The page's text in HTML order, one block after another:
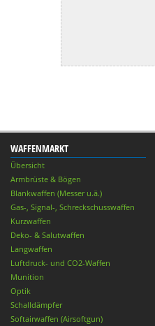
WAFFENMARKT
Übersicht
Armbrüste & Bögen
Blankwaffen (Messer u.ä.)
Gas-, Signal-, Schreckschusswaffen
Kurzwaffen
Deko- & Salutwaffen
Langwaffen
Luftdruck- und CO2-Waffen
Munition
Optik
Schalldämpfer
Softairwaffen (Airsoftgun)